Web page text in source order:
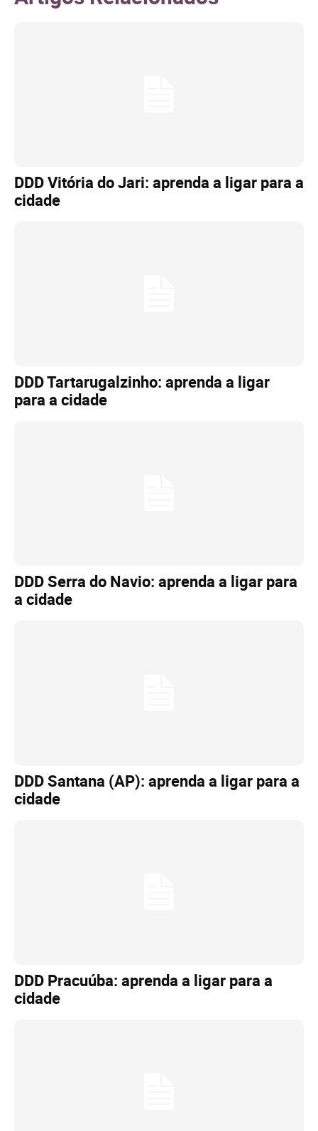
DDD Vitória do Jari: aprenda a ligar para a
cidade
DDD Tartarugalzinho: aprenda a ligar
para a cidade
DDD Serra do Navio: aprenda a ligar para
a cidade
DDD Santana (AP): aprenda a ligar para a
cidade
DDD Pracuúba: aprenda a ligar para a
cidade